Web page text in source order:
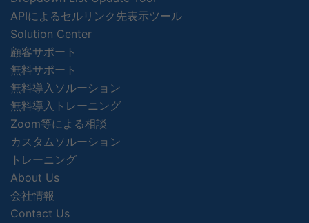
APIによるセルリンク先表示ツール
Solution Center
顧客サポート
無料サポート
無料導入ソルーション
無料導入トレーニング
Zoom等による相談
カスタムソルーション
トレーニング
About Us
会社情報
Contact Us